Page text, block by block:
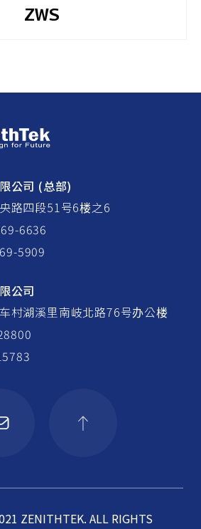
ZWS
公司 (总部)
路四段51号6楼之6
6636
5909
公司
村湖溪里南岐北路76号办公楼
ZENITHTEK. ALL RIGHTS